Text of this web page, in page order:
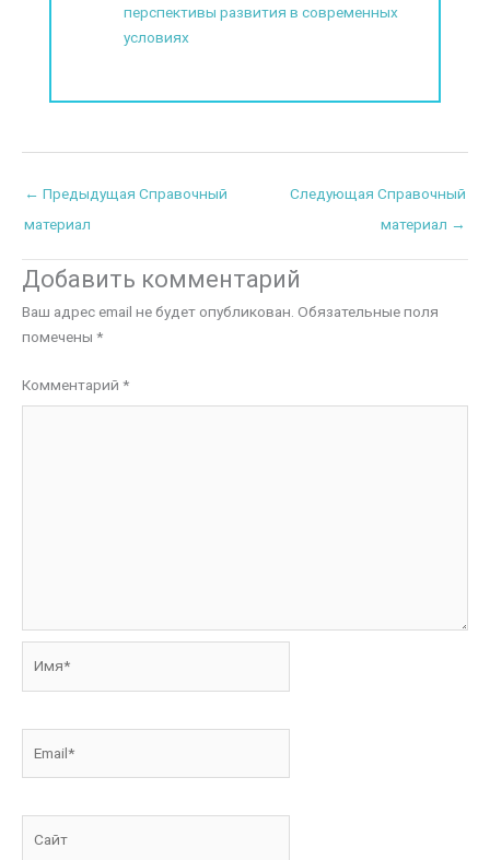
перспективы развития в современных
условиях
← Предыдущая Справочный
материал
Следующая Справочный
материал →
Добавить комментарий
Ваш адрес email не будет опубликован. Обязательные поля
помечены *
Комментарий *